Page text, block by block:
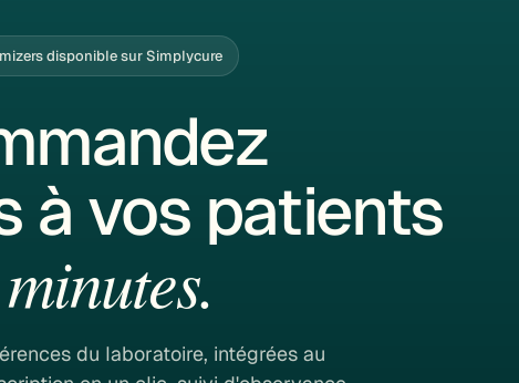
disponible sur Simplycure
à vos patients
du laboratoire, intégrées au